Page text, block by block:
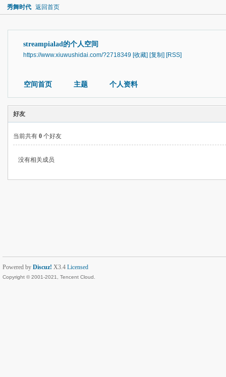
秀舞时代 返回首页
streampialad的个人空间
https://www.xiuwushidai.com/?2718349 [收藏] [复制] [RSS]
空间首页 主题 个人资料
好友
当前共有 0 个好友
没有相关成员
Powered by Discuz! X3.4 Licensed
Copyright © 2001-2021, Tencent Cloud.